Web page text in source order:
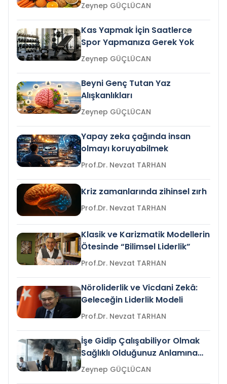
Zeynep GÜÇLÜCAN
Kas Yapmak İçin Saatlerce
Spor Yapmanıza Gerek Yok
Zeynep GÜÇLÜCAN
Beyni Genç Tutan Yaz
Alışkanlıkları
Zeynep GÜÇLÜCAN
Yapay zeka çağında insan
olmayı koruyabilmek
Prof.Dr. Nevzat TARHAN
Kriz zamanlarında zihinsel zırh
Prof.Dr. Nevzat TARHAN
Klasik ve Karizmatik Modellerin
Ötesinde “Bilimsel Liderlik”
Prof.Dr. Nevzat TARHAN
Nöroliderlik ve Vicdani Zekâ:
Geleceğin Liderlik Modeli
Prof.Dr. Nevzat TARHAN
İşe Gidip Çalışabiliyor Olmak
Sağlıklı Olduğunuz Anlamına
Gelir mi?Zeynep GÜÇLÜCAN